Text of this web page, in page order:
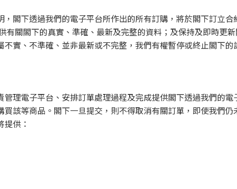
閣下透過我們的電子平台所作出的所有訂購，將於閣下訂立合
關閣下的真實、準確、最新及完整的資料；及保持及即時更
實、不準確、並非最新或不完整，我們有權暫停或終止閣下的
理電子平台、安排訂單處理過程及完成提供閣下透過我們的電
該等商品。閣下一旦提交，則不得取消有關訂單，即使我們仍
供：